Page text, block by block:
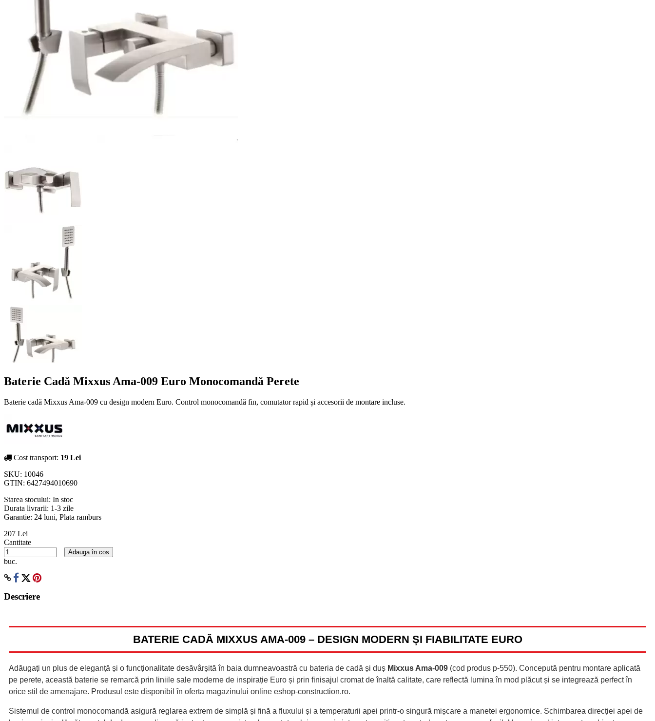
Baterie Cadă Mixxus Ama-009 Euro Monocomandă Perete
Baterie cadă Mixxus Ama-009 cu design modern Euro. Control monocomandă fin, comutator rapid și accesorii de montare incluse.
Cost transport: 19 Lei
SKU: 10046
GTIN: 6427494010690
Starea stocului: In stoc
Durata livrarii: 1-3 zile
Garantie: 24 luni, Plata ramburs
207 Lei
Cantitate
buc.
Adauga în cos
Descriere
BATERIE CADĂ MIXXUS AMA-009 – DESIGN MODERN ȘI FIABILITATE EURO
Adăugați un plus de eleganță și o funcționalitate desăvârșită în baia dumneavoastră cu bateria de cadă și duș Mixxus Ama-009 (cod produs p-550). Concepută pentru montare aplicată
pe perete, această baterie se remarcă prin liniile sale moderne de inspirație Euro și prin finisajul cromat de înaltă calitate, care reflectă lumina în mod plăcut și se integrează perfect în
orice stil de amenajare. Produsul este disponibil în oferta magazinului online eshop-construction.ro.
Sistemul de control monocomandă asigură reglarea extrem de simplă și fină a fluxului și a temperaturii apei printr-o singură mișcare a manetei ergonomice. Schimbarea direcției apei de